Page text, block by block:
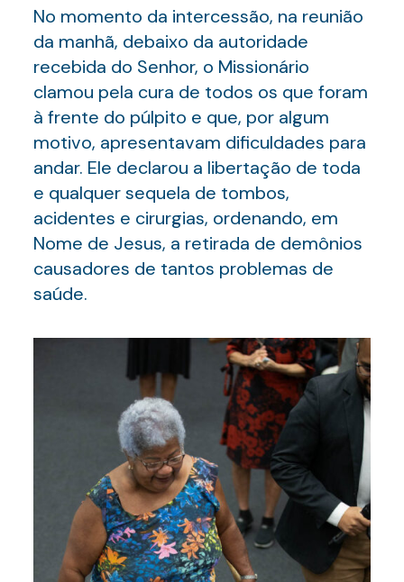
No momento da intercessão, na reunião
da manhã, debaixo da autoridade
recebida do Senhor, o Missionário
clamou pela cura de todos os que foram
à frente do púlpito e que, por algum
motivo, apresentavam dificuldades para
andar. Ele declarou a libertação de toda
e qualquer sequela de tombos,
acidentes e cirurgias, ordenando, em
Nome de Jesus, a retirada de demônios
causadores de tantos problemas de
saúde.